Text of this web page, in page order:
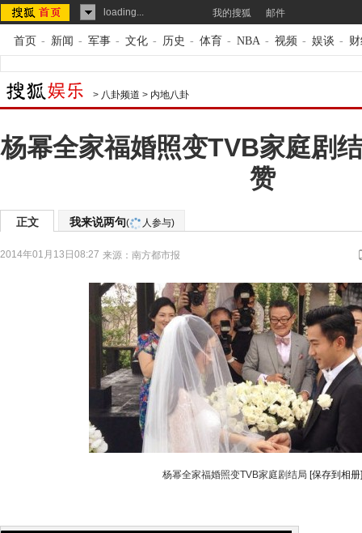
loading... 我的搜狐 邮件
首页 - 新闻 - 军事 - 文化 - 历史 - 体育 - NBA - 视频 - 娱谈 -
> 八卦频道 > 内地八卦
杨幂全家福婚照变TVB家庭剧
赞
正文 我来说两句( 人参与)
2014年01月13日08:27 来源： 南方都市报
杨幂全家福婚照变TVB家庭剧结局 [保存到相册]